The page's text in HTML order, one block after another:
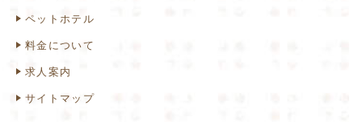
ペットホテル
料金について
求人案内
サイトマップ